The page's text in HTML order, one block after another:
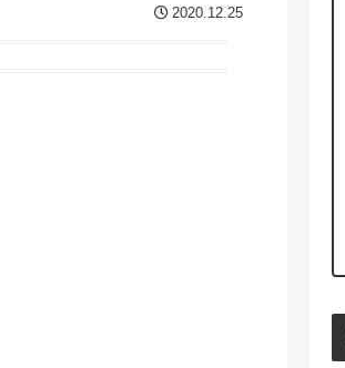
2020.12.25